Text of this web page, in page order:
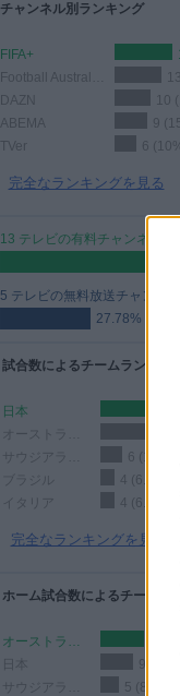
チャンネル別ランキング
FIFA+
DAZN
10
ABEMA
9
TVer
6
完全なランキングを見る
13 テレビの有料チャンネル
5 テレビの無料放送チャンネル
27.78%
試合数によるチームランキング
日本
6 (10%)
ブラジル
4 (6.67%)
イタリア
4 (6.67%)
完全なランキングを見る
ホーム試合数によるチームラ
オーストラリア
12
9 (15%)
5 (8.33%)